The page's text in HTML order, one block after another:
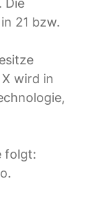
Die
21 bzw.
wird in
folgt: